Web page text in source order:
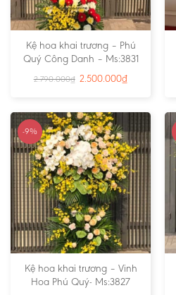
Kệ hoa khai trương – Phú
Quý Công Danh – Ms:3831
2.790.000₫ 2.500.000₫
-9%
Kệ hoa khai trương – Vinh
Hoa Phú Quý- Ms:3827